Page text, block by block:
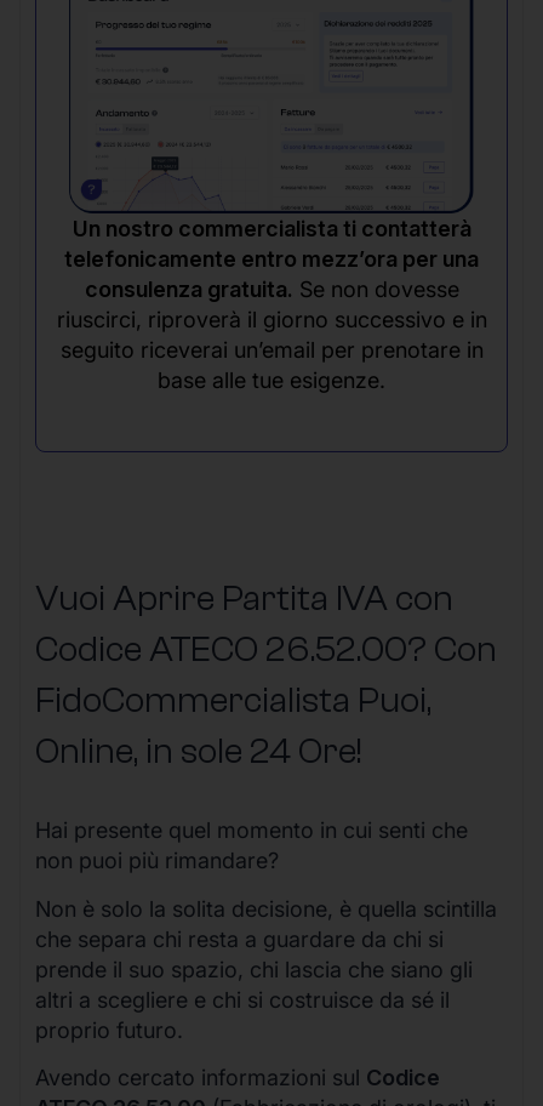
Un nostro commercialista ti contatterà
telefonicamente entro mezz’ora per una
consulenza gratuita. Se non dovesse
riuscirci, riproverà il giorno successivo e in
seguito riceverai un’email per prenotare in
base alle tue esigenze.
Vuoi Aprire Partita IVA con
Codice ATECO 26.52.00? Con
FidoCommercialista Puoi,
Online, in sole 24 Ore!
Hai presente quel momento in cui senti che
non puoi più rimandare?
Non è solo la solita decisione, è quella scintilla
che separa chi resta a guardare da chi si
prende il suo spazio, chi lascia che siano gli
altri a scegliere e chi si costruisce da sé il
proprio futuro.
Avendo cercato informazioni sul Codice